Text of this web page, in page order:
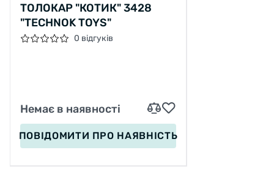
ТОЛОКАР "КОТИК" 3428
"TECHNOK TOYS"
0 відгуків
Немає в наявності
ПОВІДОМИТИ ПРО НАЯВНІСТЬ